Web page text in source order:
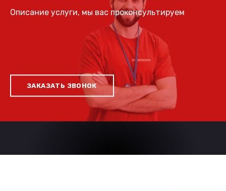
Описание услуги, мы вас проконсультируем
ЗАКАЗАТЬ ЗВОНОК